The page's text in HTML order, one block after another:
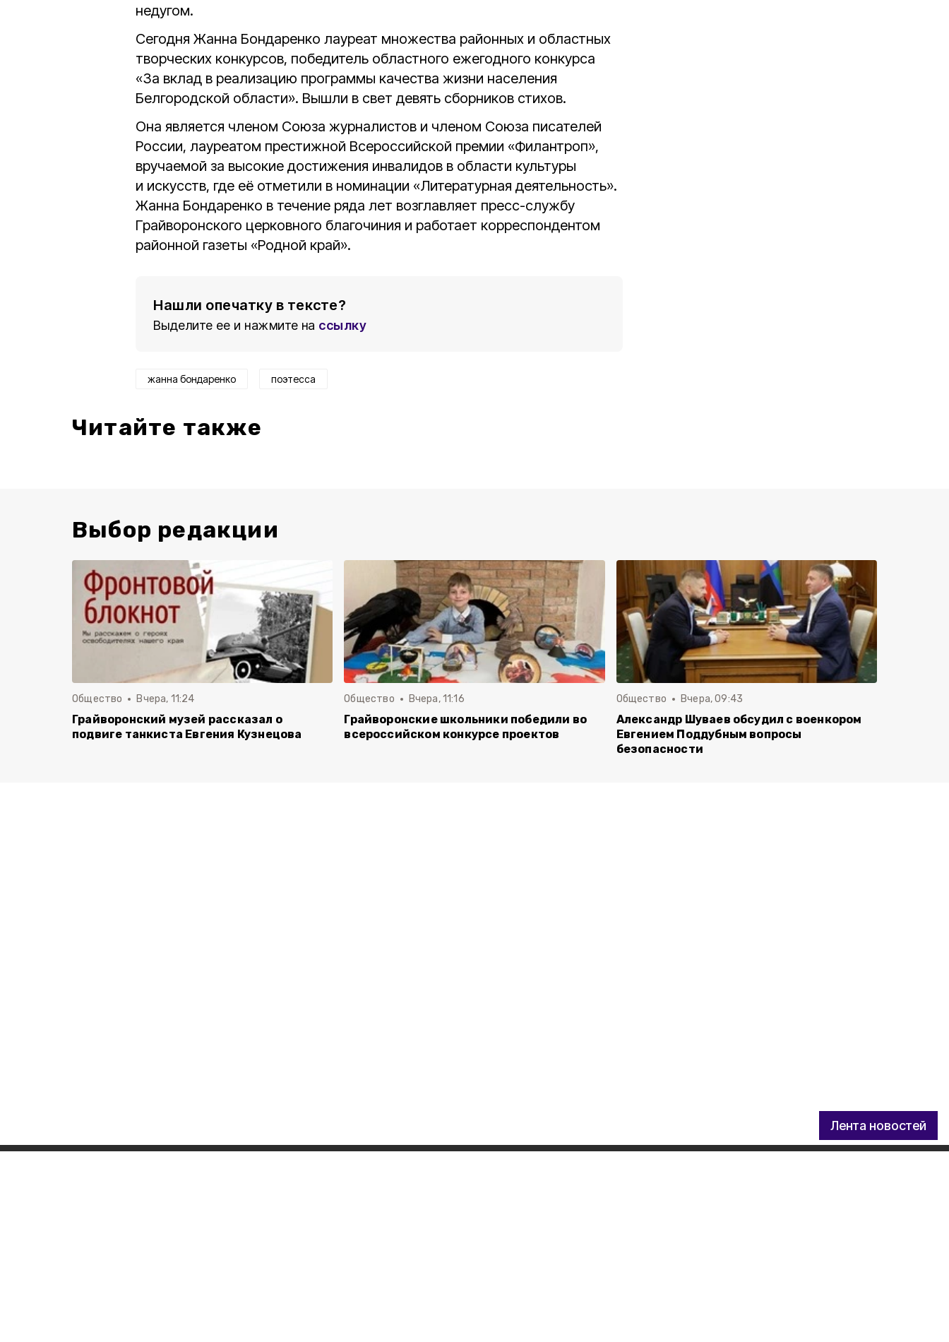
Лента новостей
недугом.
Сегодня Жанна Бондаренко лауреат множества районных и областных
творческих конкурсов, победитель областного ежегодного конкурса
«За вклад в реализацию программы качества жизни населения
Белгородской области». Вышли в свет девять сборников стихов.
Она является членом Союза журналистов и членом Союза писателей
России, лауреатом престижной Всероссийской премии «Филантроп»,
вручаемой за высокие достижения инвалидов в области культуры
и искусств, где её отметили в номинации «Литературная деятельность».
Жанна Бондаренко в течение ряда лет возглавляет пресс-службу
Грайворонского церковного благочиния и работает корреспондентом
районной газеты «Родной край».
Нашли опечатку в тексте?
Выделите ее и нажмите на ссылку
жанна бондаренко поэтесса
Читайте также
Выбор редакции
Общество Вчера, 11:24
Грайворонский музей рассказал о
подвиге танкиста Евгения Кузнецова
Общество Вчера, 11:16
Грайворонские школьники победили во
всероссийском конкурсе проектов
Общество Вчера, 09:43
Александр Шуваев обсудил с военкором
Евгением Поддубным вопросы
безопасности